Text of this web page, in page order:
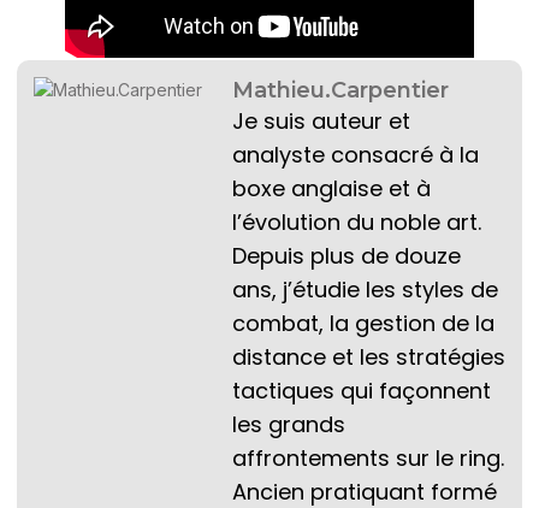
Mathieu.Carpentier
Je suis auteur et
analyste consacré à la
boxe anglaise et à
l’évolution du noble art.
Depuis plus de douze
ans, j’étudie les styles de
combat, la gestion de la
distance et les stratégies
tactiques qui façonnent
les grands
affrontements sur le ring.
Ancien pratiquant formé